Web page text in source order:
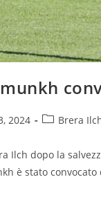
2024 Brera
Ilch dopo la
è stato